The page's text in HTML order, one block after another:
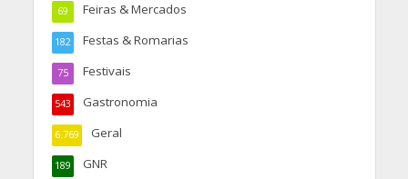
Feiras & Mercados
69
Festas & Romarias
182
Festivais
75
Gastronomia
543
Geral
6.769
GNR
189